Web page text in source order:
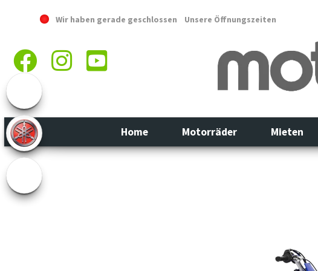
Wir haben gerade geschlossen Unsere Öffnungszeiten
Home Motorräder Mieten